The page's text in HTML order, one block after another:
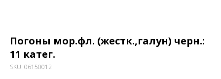
Погоны мор.фл. (жестк.,галун) черн.:
11 катег.
SKU: 06150012